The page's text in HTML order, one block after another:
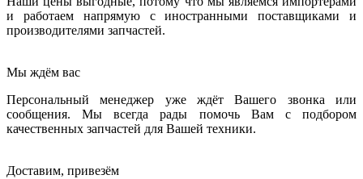
и работаем напрямую с иностранными поставщиками и
производителями запчастей.
Мы ждём вас
Персональный менеджер уже ждёт Вашего звонка или
сообщения. Мы всегда рады помочь Вам с подбором
качественных запчастей для Вашей техники.
Доставим, привезём